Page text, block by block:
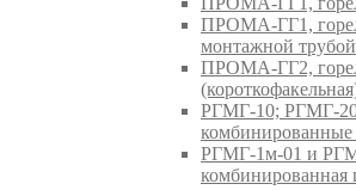
ПРОМА-ГГ1,
монтажной
ПРОМА-ГГ2,
РГМГ-10; РГМГ-
РГМГ-1м-01 и